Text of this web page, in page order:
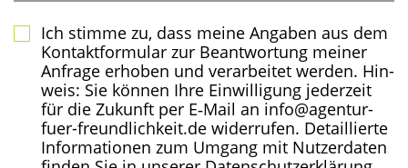
Ich stim­me zu, dass mei­ne Anga­ben aus dem
Kon­takt­for­mu­lar zur Beant­wor­tung mei­ner
Anfra­ge erho­ben und ver­ar­bei­tet wer­den. Hin­
weis: Sie kön­nen Ihre Ein­wil­li­gung jeder­zeit
für die Zukunft per E‑Mail an info@agentur-
fuer-freundlichkeit.de wider­ru­fen. Detail­lier­te
Infor­ma­tio­nen zum Umgang mit Nut­zer­da­ten